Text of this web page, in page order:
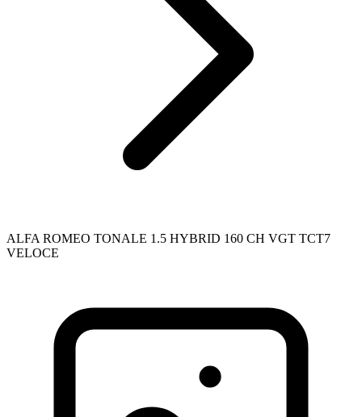
ALFA ROMEO TONALE 1.5 HYBRID 160 CH VGT TCT7
VELOCE